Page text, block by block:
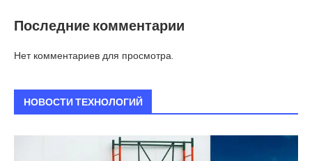
Последние комментарии
Нет комментариев для просмотра.
НОВОСТИ ТЕХНОЛОГИЙ